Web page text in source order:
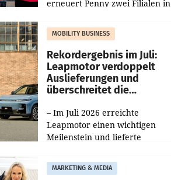
erneuert Penny zwei Filialen in
Die beiden Standorte liegen in
Haag sowie im rund
MOBILITY BUSINESS
Rekordergebnis im Juli:
Leapmotor verdoppelt
Auslieferungen und
überschreitet die
– Im Juli 2026 erreichte
Leapmotor einen wichtigen
Meilenstein und lieferte
aus, womit sich das Ergebnis
gegenüber Juli 2025 mehr als
MARKETING & MEDIA